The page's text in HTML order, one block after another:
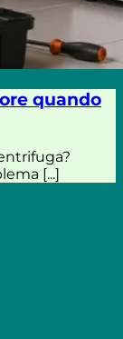
quando
[...]